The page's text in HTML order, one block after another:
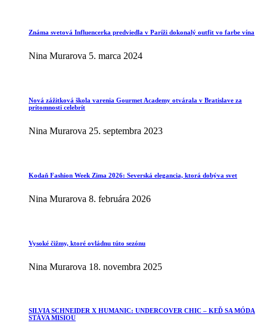
Známa svetová Influencerka predviedla v Paríži dokonalý outfit vo farbe vína
Nina Murarova 5. marca 2024
Nová zážitková škola varenia Gourmet Academy otvárala v Bratislave za
prítomnosti celebrít
Nina Murarova 25. septembra 2023
Kodaň Fashion Week Zima 2026: Severská elegancia, ktorá dobýva svet
Nina Murarova 8. februára 2026
Vysoké čižmy, ktoré ovládnu túto sezónu
Nina Murarova 18. novembra 2025
SILVIA SCHNEIDER X HUMANIC: UNDERCOVER CHIC – KEĎ SA MÓDA
STÁVA MISIOU